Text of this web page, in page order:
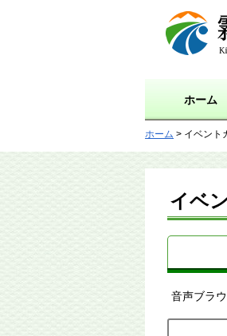
霧島市
website
ホーム
ホーム > イベント
イベ
音声ブラ